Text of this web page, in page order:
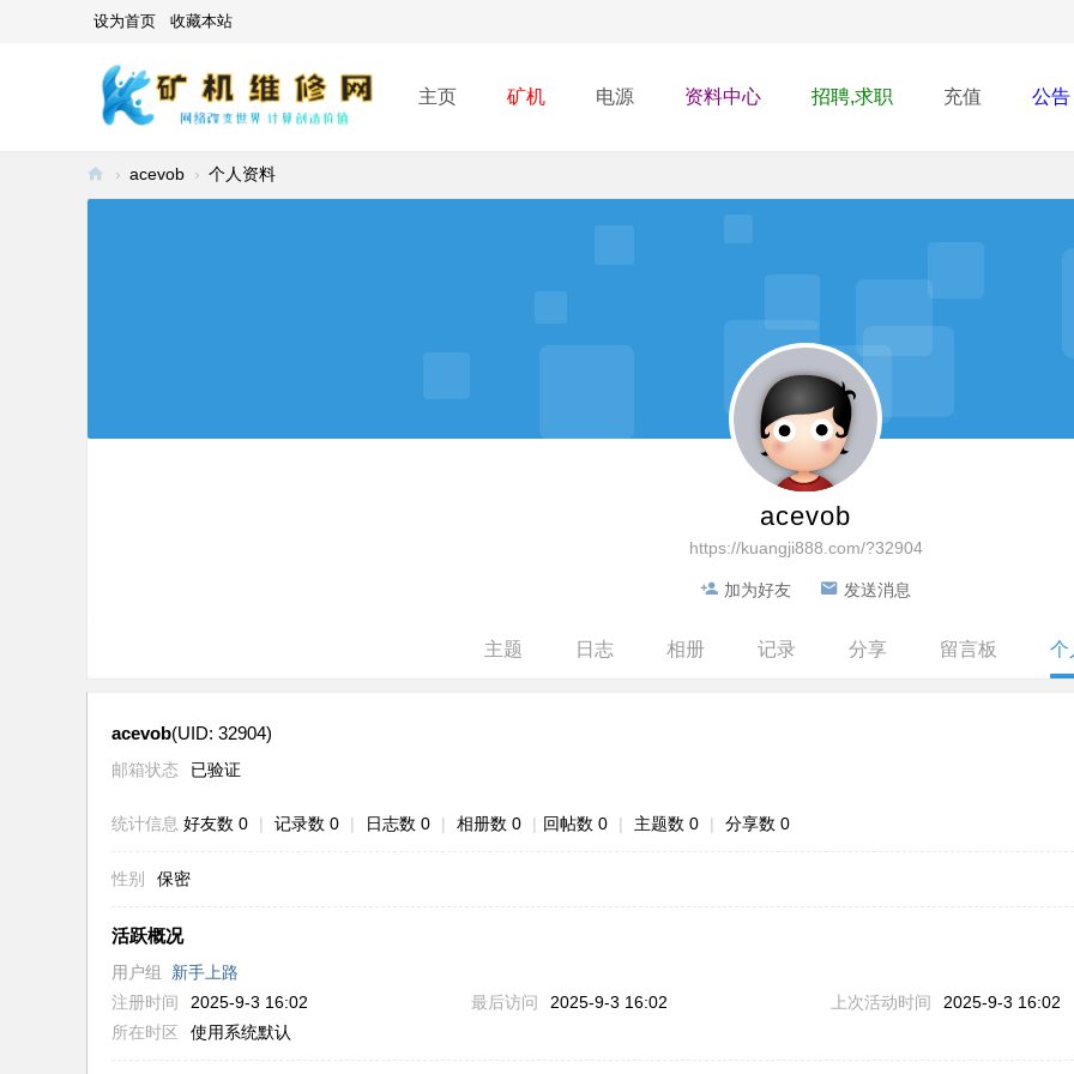
设为首页 收藏本站
主页 矿机 电源 资料中心 招聘,求职 充值 公告
› acevob › 个人资料
acevob
https://kuangji888.com/?32904
加为好友 发送消息
主题 日志 相册 记录 分享 留言板 个
acevob(UID: 32904)
邮箱状态 已验证
统计信息 好友数 0 | 记录数 0 | 日志数 0 | 相册数 0 | 回帖数 0 | 主题数 0 | 分享数 0
性别 保密
活跃概况
用户组 新手上路
注册时间
2025-9-3 16:02 最后访问 2025-9-3 16:02 上次活动时间
2025-9-3 16:02
所在时区
使用系统默认